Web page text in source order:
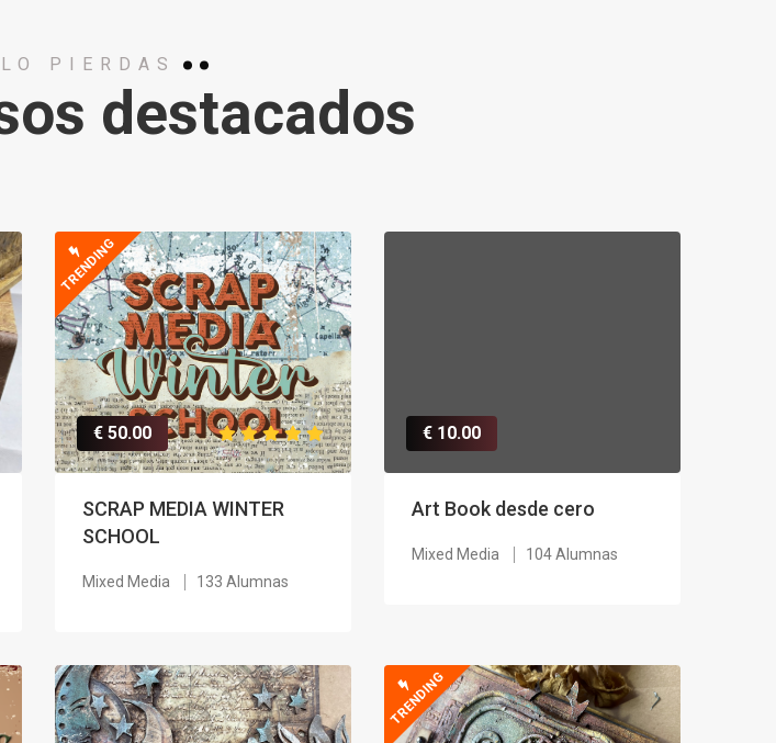
PIERDAS
destacados
TRENDING
€ 50.00
SCRAP MEDIA WINTER
SCHOOL
Mixed Media 133 Alumnas
€ 10.00
Art Book desde cero
Mixed Media 104 Alumnas
TRENDING